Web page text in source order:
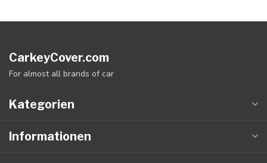
CarkeyCover.com
For almost all brands of car
Kategorien
Informationen